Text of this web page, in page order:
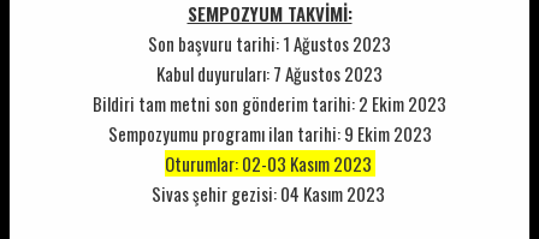
SEMPOZYUM TAKVİMİ:
Son başvuru tarihi: 1 Ağustos 2023
Kabul duyuruları: 7 Ağustos 2023
Bildiri tam metni son gönderim tarihi: 2 Ekim 2023
Sempozyumu programı ilan tarihi: 9 Ekim 2023
Oturumlar: 02-03 Kasım 2023
Sivas şehir gezisi: 04 Kasım 2023